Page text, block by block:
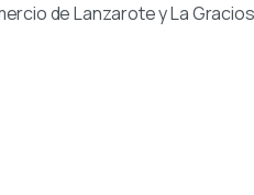
de Lanzarote y La